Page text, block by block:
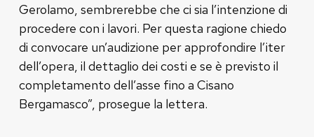
Gerolamo, sembrerebbe che ci sia l’intenzione di
procedere con i lavori. Per questa ragione chiedo
di convocare un’audizione per approfondire l’iter
dell’opera, il dettaglio dei costi e se è previsto il
completamento dell’asse fino a Cisano
Bergamasco”, prosegue la lettera.